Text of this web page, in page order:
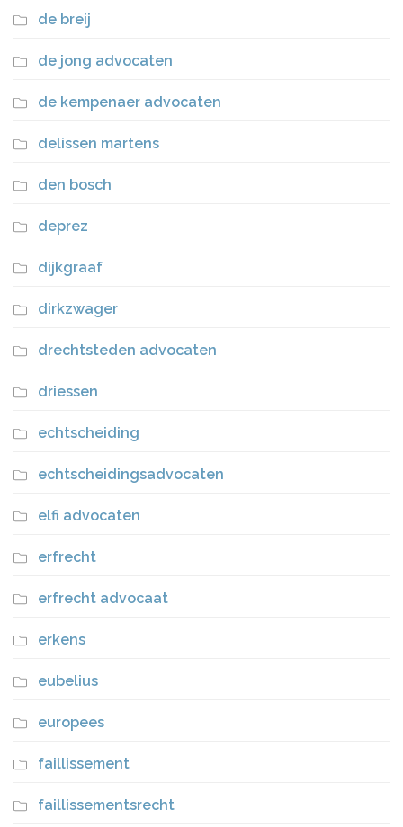
de breij
de jong advocaten
de kempenaer advocaten
delissen martens
den bosch
deprez
dijkgraaf
dirkzwager
drechtsteden advocaten
driessen
echtscheiding
echtscheidingsadvocaten
elfi advocaten
erfrecht
erfrecht advocaat
erkens
eubelius
europees
faillissement
faillissementsrecht